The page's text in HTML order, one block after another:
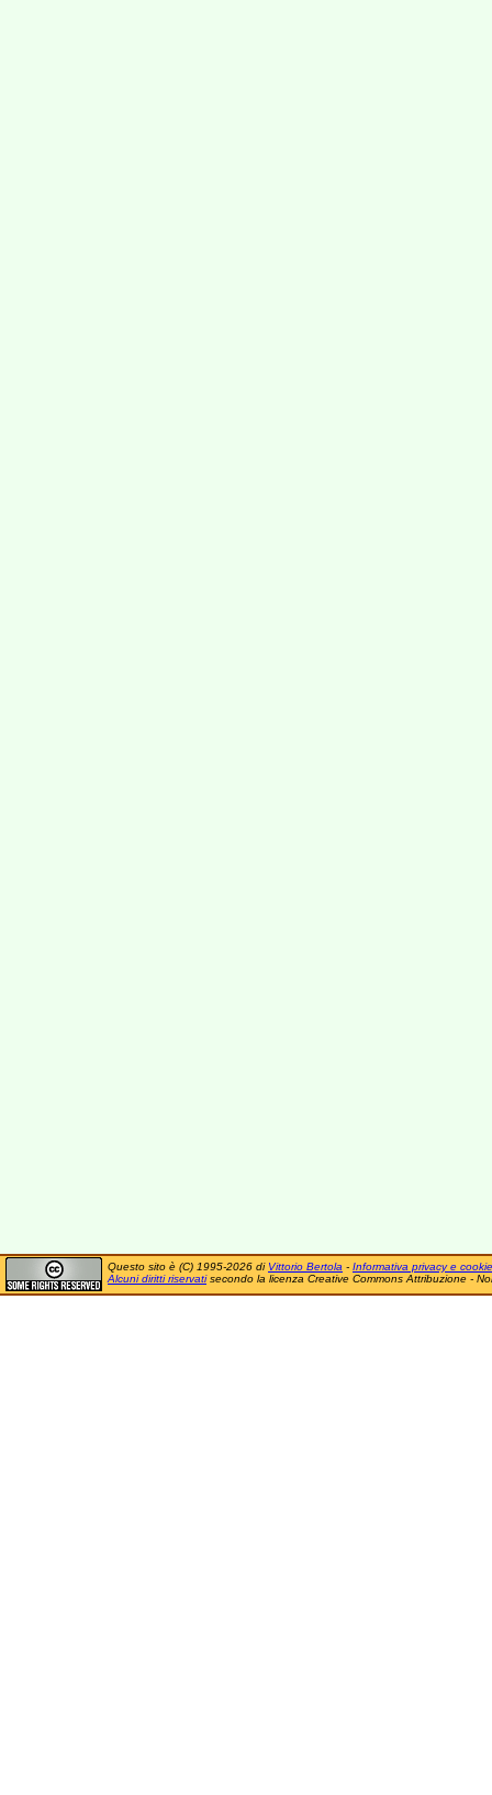
Questo sito è (C) 1995-2026 di Vittorio Bertola - Informativa privacy e cookie
Alcuni diritti riservatisecondo la licenza Creative Commons Attribuzione -